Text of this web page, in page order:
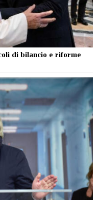
di bilancio e riforme